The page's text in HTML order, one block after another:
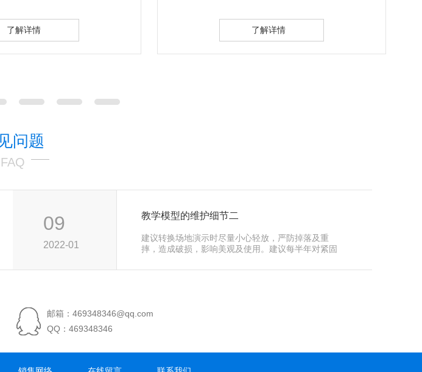
解详情 了解详情
问题
FAQ
09
2022-01
教学模型的维护细节二
建议转换场地演示时尽量小心轻放，严防掉落及重
摔，造成破损，影响美观及使用。建议每半年对紧固
邮箱：469348346@qq.com
QQ：469348346